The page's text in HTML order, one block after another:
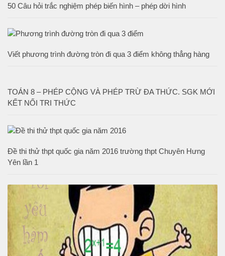
50 Câu hỏi trắc nghiệm phép biến hình – phép dời hình
Viết phương trình đường tròn đi qua 3 điểm không thẳng hàng
TOÁN 8 – PHÉP CỘNG VÀ PHÉP TRỪ ĐA THỨC. SGK MỚI
KẾT NỐI TRI THỨC
Đề thi thử thpt quốc gia năm 2016 trường thpt Chuyên Hưng
Yên lần 1